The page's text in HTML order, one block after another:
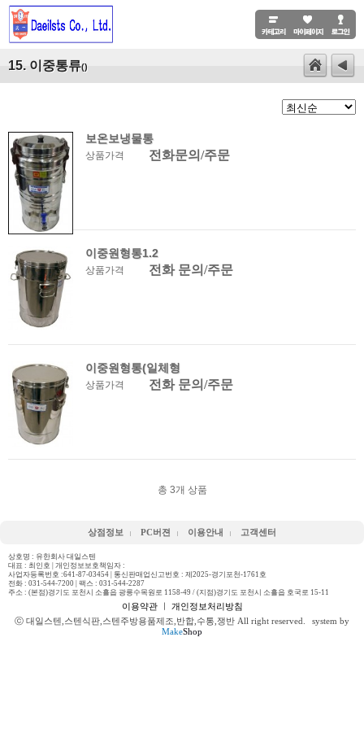
15. 이중통류()
보온보냉물통
상품가격 전화문의/주문
이중원형통1.2
상품가격 전화 문의/주문
이중원형통(일체형
상품가격 전화 문의/주문
총 3개 상품
상점정보 PC버젼 이용안내 고객센터
상호명 : 유한회사 대일스텐
대표 : 최인호 | 개인정보보호책임자 :
사업자등록번호 :641-87-03454 | 통신판매업신고번호 : 제2025-경기포천-1761호
전화 : 031-544-7200 | 팩스 : 031-544-2287
주소 : (본점)경기도 포천시 소흘읍 광릉수목원로 1158-49 / (지점)경기도 포천시 소흘읍 호국로 15-11
이용약관ㅣ 개인정보처리방침
ⓒ 대일스텐,스텐식판,스텐주방용품제조,반합,수통,쟁반 All right reserved.
system by
MakeShop